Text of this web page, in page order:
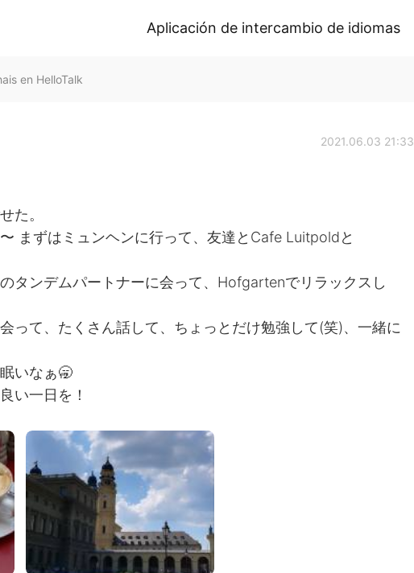
Aplicación de intercambio de idiomas
en HelloTalk
2021.06.03 21:33
た。
まずはミュンヘンに行って、友達とCafe Luitpoldと
タンデムパートナーに会って、Hofgartenでリラックスし
って、たくさん話して、ちょっとだけ勉強して(笑)、一緒に
いなぁ🥱
い一日を！